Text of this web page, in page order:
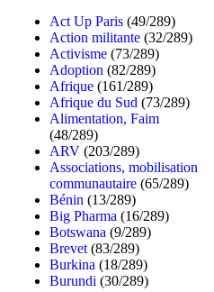
Act Up Paris (49/289)
Action militante (32/289)
Activisme (73/289)
Adoption (82/289)
Afrique (161/289)
Afrique du Sud (73/289)
Alimentation, Faim
(48/289)
ARV (203/289)
Associations, mobilisation
communautaire (65/289)
Bénin (13/289)
Big Pharma (16/289)
Botswana (9/289)
Brevet (83/289)
Burkina (18/289)
Burundi (30/289)